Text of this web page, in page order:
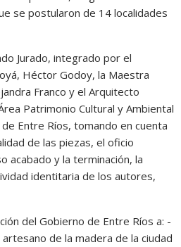
se postularon de 14 localidades
Jurado, integrado por el
Héctor Godoy, la Maestra
Franco y el Arquitecto
Patrimonio Cultural y Ambiental
Entre Ríos, tomando en cuenta
de las piezas, el oficio
acabado y la terminación, la
identitaria de los autores,
del Gobierno de Entre Ríos a: -
artesano de la madera de la ciudad